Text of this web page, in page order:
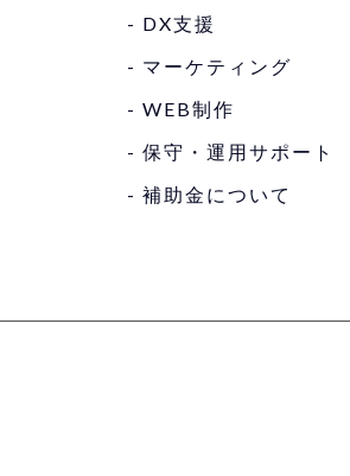
- DX⽀援
- マーケティング
- WEB制作
- 保守・運⽤サポート
- 補助⾦について